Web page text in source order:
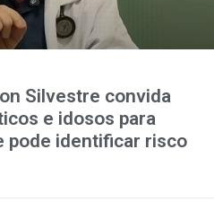
Silvestre convida
e idosos para
pode identificar risco